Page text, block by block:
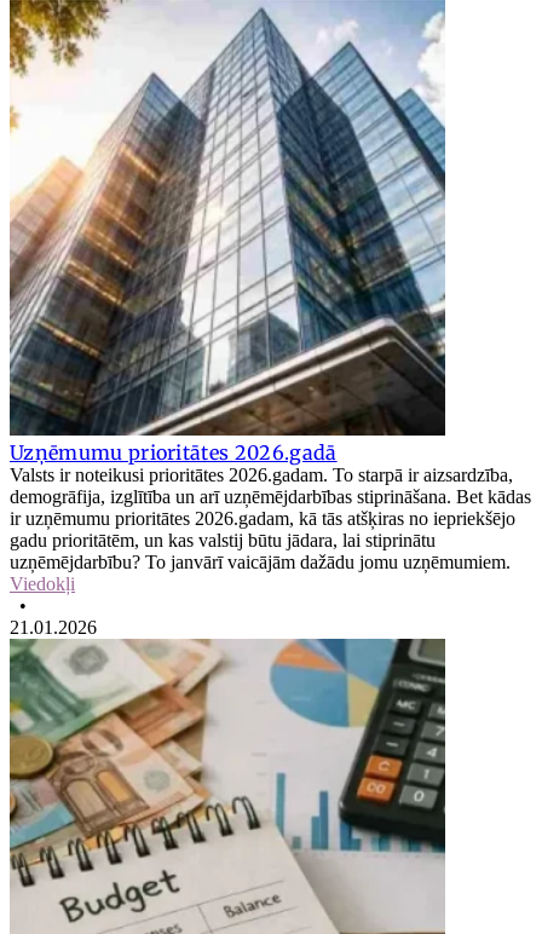
Uzņēmumu prioritātes 2026.gadā
Valsts ir noteikusi prioritātes 2026.gadam. To starpā ir aizsardzība,
demogrāfija, izglītība un arī uzņēmējdarbības stiprināšana. Bet kādas
ir uzņēmumu prioritātes 2026.gadam, kā tās atšķiras no iepriekšējo
gadu prioritātēm, un kas valstij būtu jādara, lai stiprinātu
uzņēmējdarbību? To janvārī vaicājām dažādu jomu uzņēmumiem.
Viedokļi
•
21.01.2026